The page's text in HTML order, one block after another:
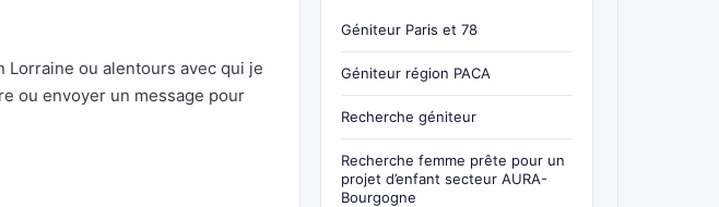
ou alentours avec qui je
ou envoyer un message pour
Géniteur Paris et 78
Géniteur région PACA
Recherche géniteur
Recherche femme prête pour un
projet d’enfant secteur AURA-
Bourgogne